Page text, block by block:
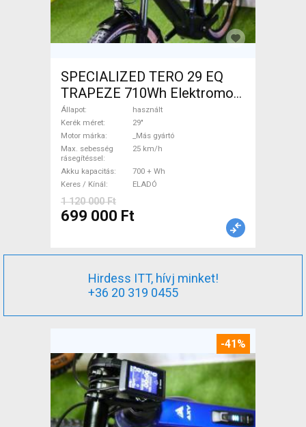
SPECIALIZED TERO 29 EQ
TRAPEZE 710Wh Elektromos
Trekking/cross 25 km/h _Más
gyártó 700 + Wh használt
ELADÓ
Állapot
használt
Kerék méret
29"
Motor márka
_Más gyártó
Max. sebesség
rásegítéssel
25 km/h
Akku kapacitás
700 + Wh
Keres / Kínál
ELADÓ
1 120 000 Ft
699 000 Ft
Hirdess ITT, hívj minket!
+36 20 319 0455
-41%